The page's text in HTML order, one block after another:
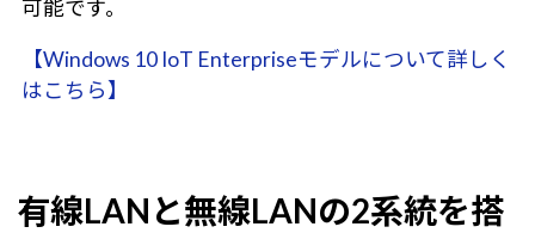
可能です。
【Windows 10 IoT Enterpriseモデルについて詳しく
はこちら】
有線LANと無線LANの2系統を搭